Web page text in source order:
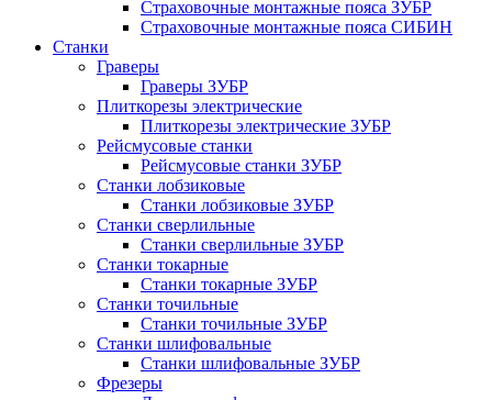
Страховочные монтажные пояса ЗУБР
Страховочные монтажные пояса СИБИН
Станки
Граверы
Граверы ЗУБР
Плиткорезы электрические
Плиткорезы электрические ЗУБР
Рейсмусовые станки
Рейсмусовые станки ЗУБР
Станки лобзиковые
Станки лобзиковые ЗУБР
Станки сверлильные
Станки сверлильные ЗУБР
Станки токарные
Станки токарные ЗУБР
Станки точильные
Станки точильные ЗУБР
Станки шлифовальные
Станки шлифовальные ЗУБР
Фрезеры